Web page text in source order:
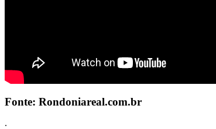
Fonte: Rondoniareal.com.br
.